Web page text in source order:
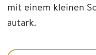
mit einem kleinen
autark.